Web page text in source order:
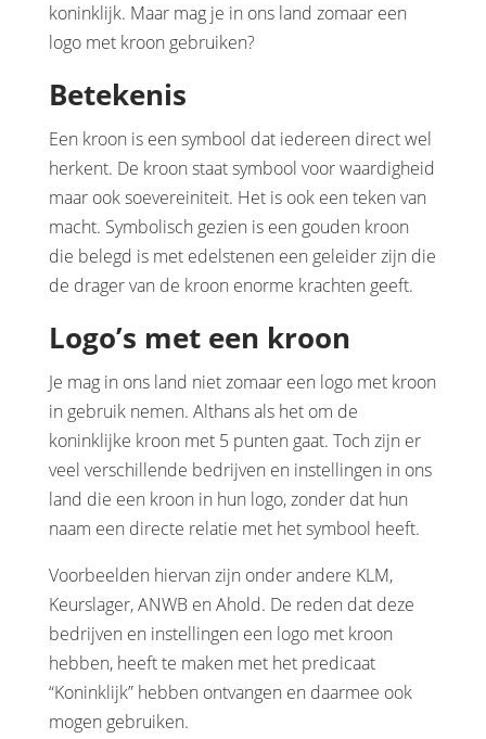
koninklijk. Maar mag je in ons land zomaar een
logo met kroon gebruiken?
Betekenis
Een kroon is een symbool dat iedereen direct wel
herkent. De kroon staat symbool voor waardigheid
maar ook soevereiniteit. Het is ook een teken van
macht. Symbolisch gezien is een gouden kroon
die belegd is met edelstenen een geleider zijn die
de drager van de kroon enorme krachten geeft.
Logo’s met een kroon
Je mag in ons land niet zomaar een logo met kroon
in gebruik nemen. Althans als het om de
koninklijke kroon met 5 punten gaat. Toch zijn er
veel verschillende bedrijven en instellingen in ons
land die een kroon in hun logo, zonder dat hun
naam een directe relatie met het symbool heeft.
Voorbeelden hiervan zijn onder andere KLM,
Keurslager, ANWB en Ahold. De reden dat deze
bedrijven en instellingen een logo met kroon
hebben, heeft te maken met het predicaat
“Koninklijk” hebben ontvangen en daarmee ook
mogen gebruiken.